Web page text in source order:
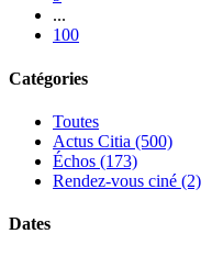
...
100
Catégories
Toutes
Actus Citia (500)
Échos (173)
Rendez-vous ciné (2)
Dates